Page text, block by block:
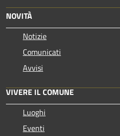
NOVITÀ
Notizie
Comunicati
Avvisi
VIVERE IL COMUNE
Luoghi
Eventi